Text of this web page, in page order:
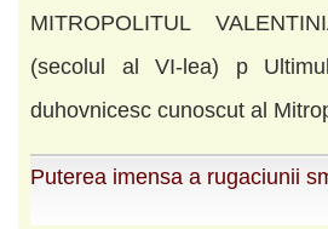
MITROPOLITUL
(secolul al VI-lea) p
duhovnicesc cunoscut al
Puterea imensa a rugaciunii